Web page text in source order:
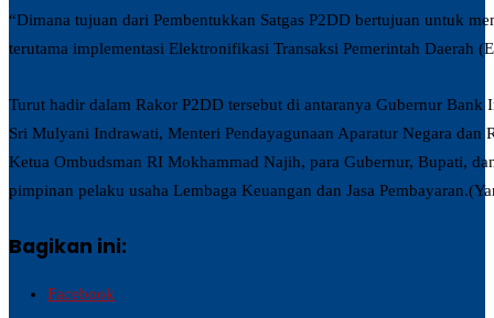
“Dimana tujuan dari Pembentukkan Satgas P2DD bertujuan untuk
terutama implementasi Elektronifikasi Transaksi Pemerintah Daerah
Turut hadir dalam Rakor P2DD tersebut di antaranya Gubernur
Sri Mulyani Indrawati, Menteri Pendayagunaan Aparatur Negara
Ketua Ombudsman RI Mokhammad Najih, para Gubernur, Bupati,
pimpinan pelaku usaha Lembaga Keuangan dan Jasa
Bagikan ini:
Facebook